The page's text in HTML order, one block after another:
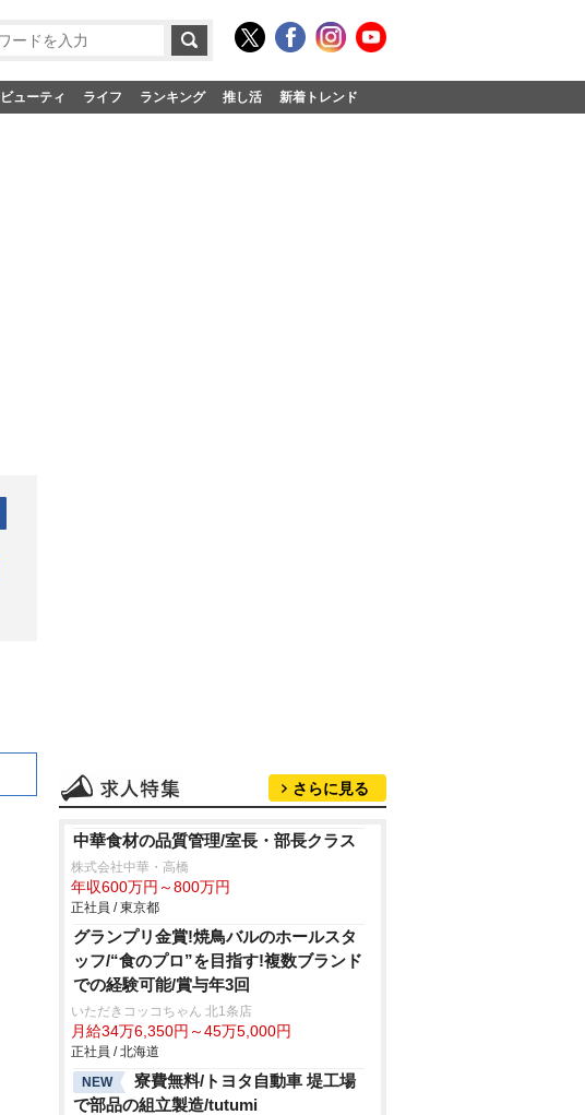
ビューティ ライフ ランキング 推し活 新着トレンド
さらに見る
中華食材の品質管理/室長・部長クラス
株式会社中華・高橋
年収600万円～800万円
正社員 / 東京都
グランプリ金賞!焼鳥バルのホールスタ
ッフ/“食のプロ”を目指す!複数ブランド
での経験可能/賞与年3回
いただきコッコちゃん 北1条店
月給34万6,350円～45万5,000円
正社員 / 北海道
NEW
寮費無料/トヨタ自動車 堤工場
で部品の組立製造/tutumi